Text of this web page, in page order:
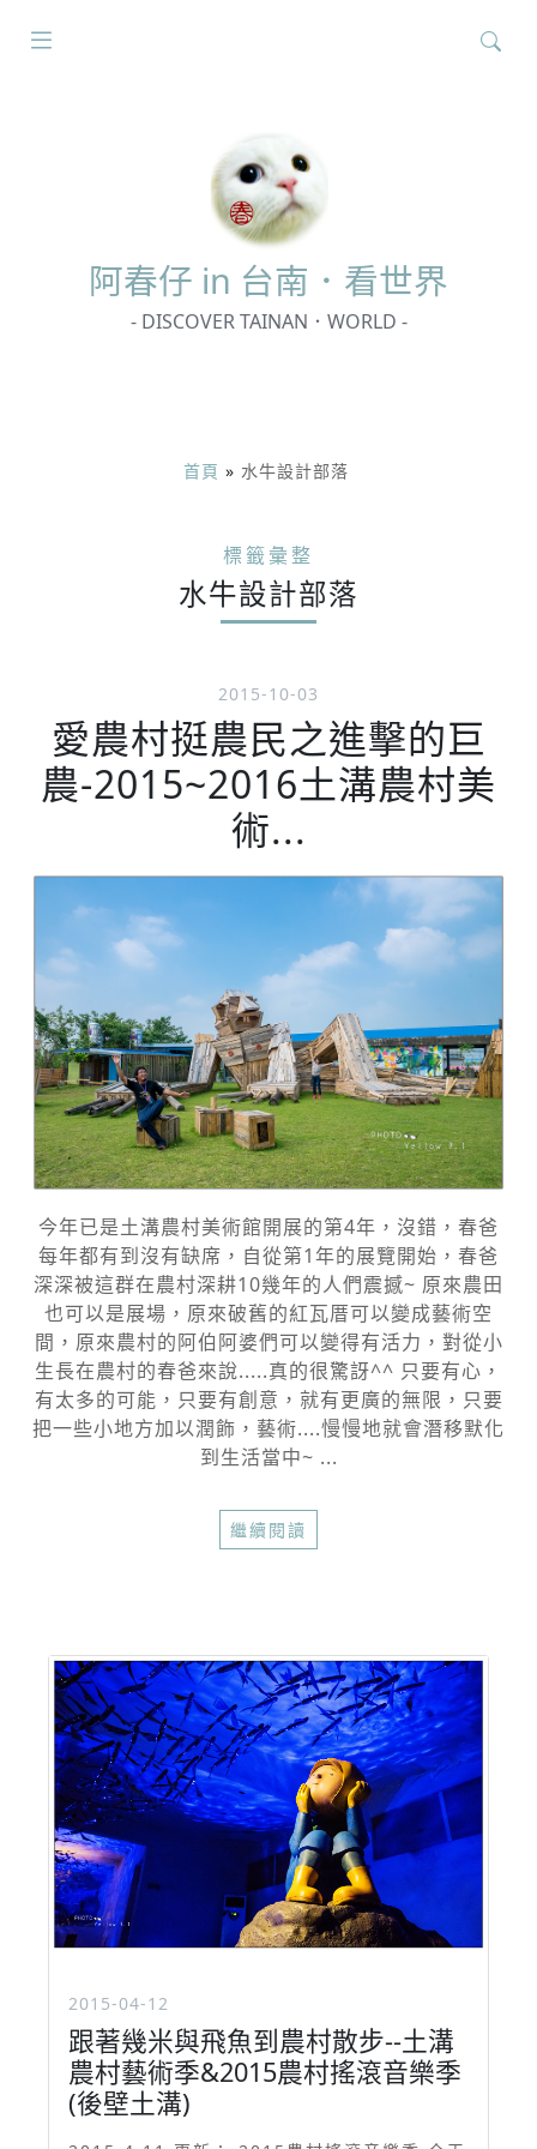
阿春仔 in 台南．看世界
- DISCOVER TAINAN．WORLD -
首頁 » 水牛設計部落
標籤彙整
水牛設計部落
2015-10-03
愛農村挺農民之進擊的巨
農-2015~2016土溝農村美
術...
今年已是土溝農村美術館開展的第4年，沒錯，春爸
每年都有到沒有缺席，自從第1年的展覽開始，春爸
深深被這群在農村深耕10幾年的人們震撼~ 原來農田
也可以是展場，原來破舊的紅瓦厝可以變成藝術空
間，原來農村的阿伯阿婆們可以變得有活力，對從小
生長在農村的春爸來說.....真的很驚訝^^ 只要有心，
有太多的可能，只要有創意，就有更廣的無限，只要
把一些小地方加以潤飾，藝術....慢慢地就會潛移默化
到生活當中~ ...
繼續閱讀
2015-04-12
跟著幾米與飛魚到農村散步--土溝
農村藝術季&2015農村搖滾音樂季
(後壁土溝)